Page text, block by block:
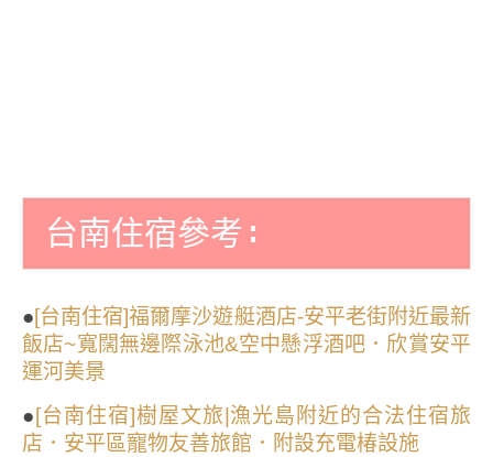
台南住宿參考∶
●[台南住宿]福爾摩沙遊艇酒店-安平老街附近最新
飯店~寬闊無邊際泳池&空中懸浮酒吧．欣賞安平
運河美景
● [台南住宿]樹屋文旅|漁光島附近的合法住宿旅
店．安平區寵物友善旅館．附設充電椿設施